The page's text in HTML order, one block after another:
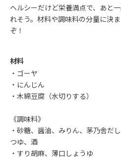
ヘルシーだけど栄養満点で、あと
れそう。材料や調味料の分量に決
ぞ！
材料
・ゴーヤ
・にんじん
・木綿豆腐（水切りする）
《調味料》
・砂糖、醤油、みりん、茅乃舎だ
つゆ、酒
・すり胡麻、薄口しょうゆ